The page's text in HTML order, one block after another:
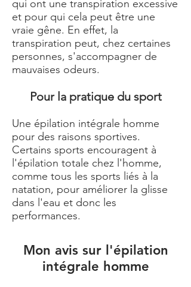
qui ont une transpiration excessive
et pour qui cela peut être une
vraie gêne. En effet, la
transpiration peut, chez certaines
personnes, s'accompagner de
mauvaises odeurs.
Pour la pratique du sport
Une épilation intégrale homme
pour des raisons sportives.
Certains sports encouragent à
l'épilation totale chez l'homme,
comme tous les sports liés à la
natation, pour améliorer la glisse
dans l'eau et donc les
performances.
Mon avis sur l'épilation
intégrale homme